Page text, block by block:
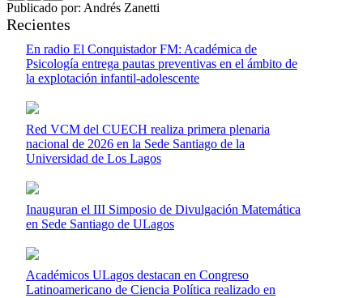
Publicado por: Andrés Zanetti
Recientes
En radio El Conquistador FM: Académica de
Psicología entrega pautas preventivas en el ámbito de
la explotación infantil-adolescente
Red VCM del CUECH realiza primera plenaria
nacional de 2026 en la Sede Santiago de la
Universidad de Los Lagos
Inauguran el III Simposio de Divulgación Matemática
en Sede Santiago de ULagos
Académicos ULagos destacan en Congreso
Latinoamericano de Ciencia Política realizado en